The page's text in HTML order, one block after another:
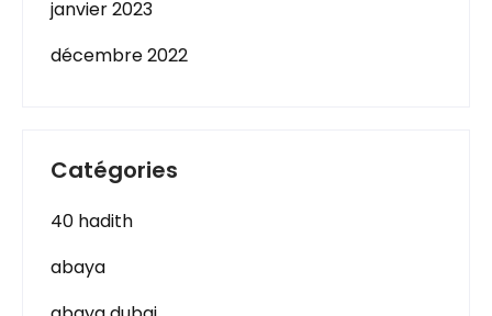
janvier 2023
décembre 2022
Catégories
40 hadith
abaya